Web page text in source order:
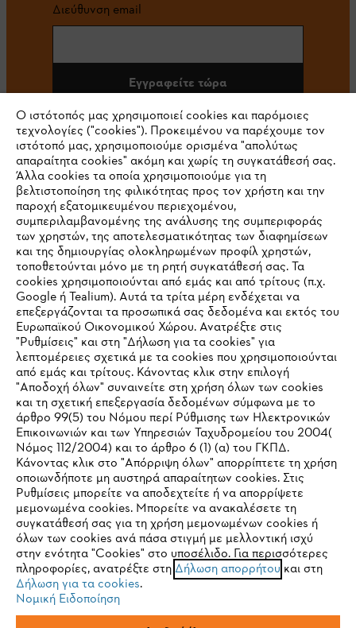
Διεύθυνση email
Εγγραφείτε τώρα
#STIHL
Εταιρεία
STIHL Συχνές ερωτήσεις
Service
Πολιτική απορρήτου Νομικό κείμενο Cookies
Νομικές πληροφορίες
ANDREAS STIHL ΜΟΝΟΠΡΟΣΩΠΗ Α.Ε.
IHR BROWSER WIRD NICHT
UNTERSTÜTZT
Sie nutzen einen Browser, den wir noch nicht unterstützen. Für
eine optimale Nutzung unserer Seite empfehlen wir Ihnen, zu
einem der folgenden Browser zu wechseln:
Firefox Chrome
Ο ιστότοπός μας χρησιμοποιεί cookies και παρόμοιες
τεχνολογίες ("cookies"). Προκειμένου να παρέχουμε τον
ιστότοπό μας, χρησιμοποιούμε ορισμένα "απολύτως
απαραίτητα cookies" ακόμη και χωρίς τη συγκατάθεσή σας.
Άλλα cookies τα οποία χρησιμοποιούμε για τη
βελτιστοποίηση της φιλικότητας προς τον χρήστη και την
παροχή εξατομικευμένου περιεχομένου,
συμπεριλαμβανομένης της ανάλυσης της συμπεριφοράς
των χρηστών, της αποτελεσματικότητας των διαφημίσεων
και της δημιουργίας ολοκληρωμένων προφίλ χρηστών,
τοποθετούνται μόνο με τη ρητή συγκατάθεσή σας. Τα
cookies χρησιμοποιούνται από εμάς και από τρίτους (π.χ.
Google ή Tealium). Αυτά τα τρίτα μέρη ενδέχεται να
επεξεργάζονται τα προσωπικά σας δεδομένα και εκτός του
Ευρωπαϊκού Οικονομικού Χώρου. Ανατρέξτε στις
"Ρυθμίσεις" και στη "Δήλωση για τα cookies" για
λεπτομέρειες σχετικά με τα cookies που χρησιμοποιούνται
από εμάς και τρίτους. Κάνοντας κλικ στην επιλογή
"Αποδοχή όλων" συναινείτε στη χρήση όλων των cookies
και τη σχετική επεξεργασία δεδομένων σύμφωνα με το
άρθρο 99(5) του Νόμου περί Ρύθμισης των Ηλεκτρονικών
Επικοινωνιών και των Υπηρεσιών Ταχυδρομείου του 2004(
Νόμος 112/2004) και το άρθρο 6 (1) (α) του ΓΚΠΔ.
Κάνοντας κλικ στο "Απόρριψη όλων" απορρίπτετε τη χρήση
οποιωνδήποτε μη αυστηρά απαραίτητων cookies. Στις
Ρυθμίσεις μπορείτε να αποδεχτείτε ή να απορρίψετε
μεμονωμένα cookies. Μπορείτε να ανακαλέσετε τη
συγκατάθεσή σας για τη χρήση μεμονωμένων cookies ή
όλων των cookies ανά πάσα στιγμή με μελλοντική ισχύ
στην ενότητα "Cookies" στο υποσέλιδο. Για περισσότερες
πληροφορίες, ανατρέξτε στηΔήλωση απορρήτου και στη
Δήλωση για τα cookies.
Νομική Ειδοποίηση